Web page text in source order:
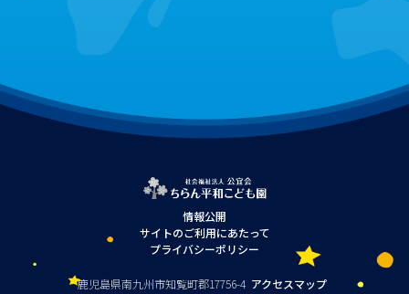
情報公開
サイトのご利用にあたって
プライバシーポリシー
鹿児島県南九州市知覧町郡17756-4 アクセスマップ